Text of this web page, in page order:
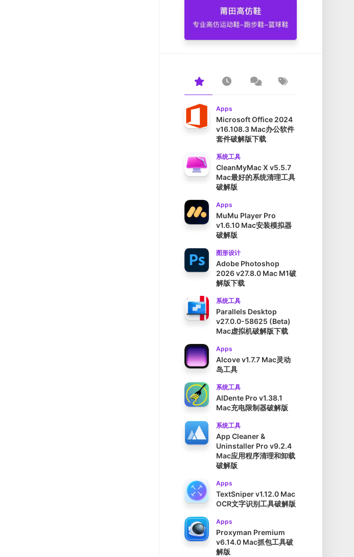
Apps
Microsoft Office 2024
v16.108.3 Mac办公软件
套件破解版下载
系统工具
CleanMyMac X v5.5.7
Mac最好的系统清理工具
破解版
Apps
MuMu Player Pro
v1.6.10 Mac安装模拟器
破解版
图形设计
Adobe Photoshop
2026 v27.8.0 Mac M1破
解版下载
系统工具
Parallels Desktop
v27.0.0-58625 (Beta)
Mac虚拟机破解版下载
Apps
Alcove v1.7.7 Mac灵动
岛工具
系统工具
AlDente Pro v1.38.1
Mac充电限制器破解版
系统工具
App Cleaner &
Uninstaller Pro v9.2.4
Mac应用程序清理和卸载
破解版
Apps
TextSniper v1.12.0 Mac
OCR文字识别工具破解版
Apps
Proxyman Premium
v6.14.0 Mac抓包工具破
解版